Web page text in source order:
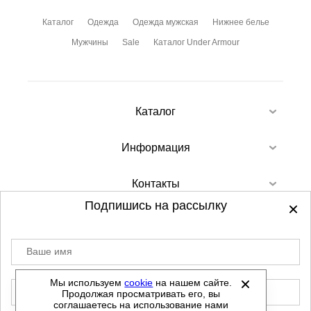
Каталог Одежда Одежда мужская Нижнее белье
Мужчины Sale Каталог Under Armour
Каталог
Информация
Контакты
©2012-2026 - Sellgroup.ru - все права
защищены.
Данный сайт не является интернет магазином и
Мы используемcookie на нашем сайте.
Продолжая просматривать его, вы
соглашаетесь на использование нами
Подпишись на рассылку
Ваше имя